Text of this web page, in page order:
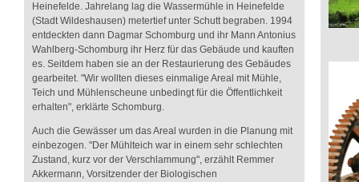
Heinefelde. Jahrelang lag die Wassermühle in Heinefelde
(Stadt Wildeshausen) metertief unter Schutt begraben. 1994
entdeckten dann Dagmar Schomburg und ihr Mann Antonius
Wahlberg-Schomburg ihr Herz für das Gebäude und kauften
es. Seitdem haben sie an der Restaurierung des Gebäudes
gearbeitet. "Wir wollten dieses einmalige Areal mit Mühle,
Teich und Mühlenscheune unbedingt für die Öffentlichkeit
erhalten", erklärte Schomburg.
Auch die Gewässer um das Areal wurden in die Planung mit
einbezogen. "Der Mühlteich war in einem sehr schlechten
Zustand, kurz vor der Verschlammung", erzählt Remmer
Akkermann, Vorsitzender der Biologischen